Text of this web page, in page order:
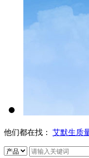
他们都在找： 艾默生质